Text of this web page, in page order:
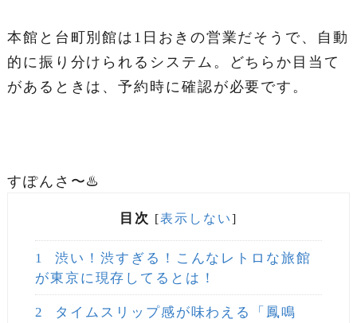
本館と台町別館は1日おきの営業だそうで、自動
的に振り分けられるシステム。どちらか目当て
があるときは、予約時に確認が必要です。
すぽんさ〜♨️
目次 [表示しない]
1
渋い！渋すぎる！こんなレトロな旅館
が東京に現存してるとは！
2
タイムスリップ感が味わえる「鳳鳴